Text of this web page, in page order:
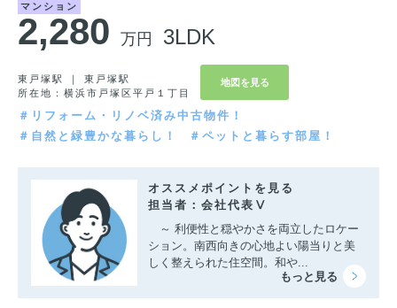
マンション
2,280 万円 3LDK
東戸塚駅 ｜ 東戸塚駅
所在地：横浜市戸塚区平戸１丁目
地図を見る
＃リフォーム・リノベ済み中古物件！
＃自然と緑豊かな暮らし！
＃ペットと暮らす部屋！
オススメポイントを見る
担当者：会社代表Ⅴ
～ 利便性と穏やかさを両立したロケー
ション。南西向きの心地よい陽当りと美
しく整えられた住空間。和や...